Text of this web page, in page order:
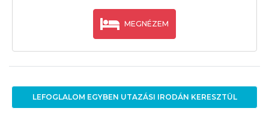
MEGNÉZEM
LEFOGLALOM EGYBEN UTAZÁSI IRODÁN KERESZTÜL